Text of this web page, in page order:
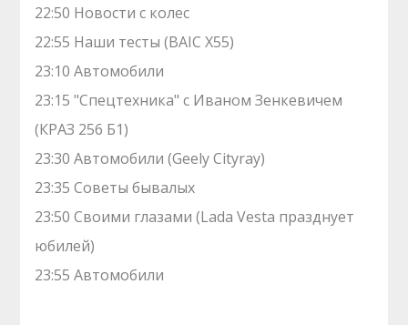
22:50 Новости с колес
22:55 Наши тесты (BAIC X55)
23:10 Автомобили
23:15 "Спецтехника" с Иваном Зенкевичем
(КРАЗ 256 Б1)
23:30 Автомобили (Geely Cityray)
23:35 Советы бывалых
23:50 Своими глазами (Lada Vesta празднует
юбилей)
23:55 Автомобили